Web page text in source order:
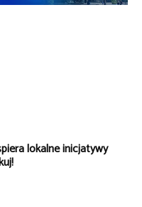
lokalne inicjatywy